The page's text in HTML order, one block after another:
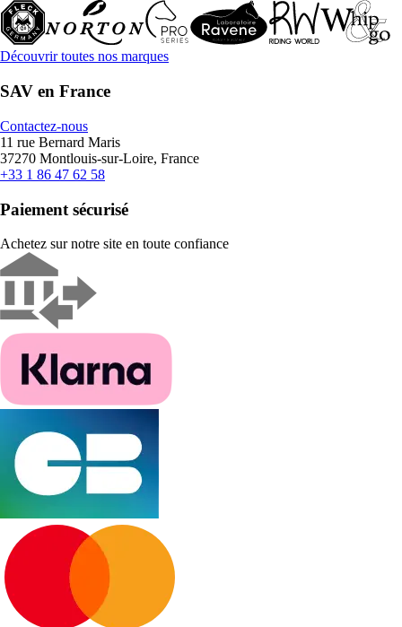
Découvrir toutes nos marques
SAV en France
Contactez-nous
11 rue Bernard Maris
37270 Montlouis-sur-Loire, France
+33 1 86 47 62 58
Paiement sécurisé
Achetez sur notre site en toute confiance